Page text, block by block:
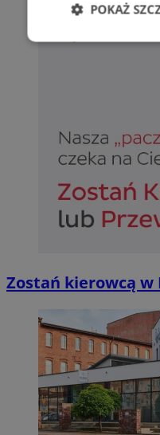
Zostań kierowcą w
POKAŻ
Niezbędne
Niezbędne
SessID
QeSessID
MvSessID